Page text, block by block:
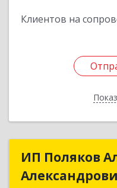
Клиентов на
ИП ПоляковИП